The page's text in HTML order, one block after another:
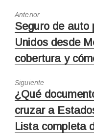
Anterior
Artículo
anterior:
Seguro de
Unidos desde
cobertura y
Siguiente
Siguiente
Artículo:
¿Qué
cruzar a
Lista completa